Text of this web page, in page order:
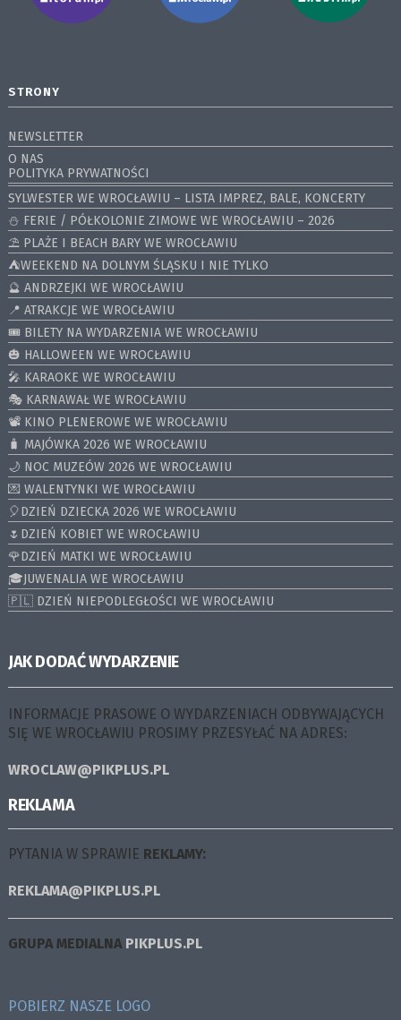
STRONY
NEWSLETTER
O NAS
POLITYKA PRYWATNOŚCI
SYLWESTER WE WROCŁAWIU – LISTA IMPREZ, BALE, KONCERTY
⛄️ FERIE / PÓŁKOLONIE ZIMOWE WE WROCŁAWIU – 2026
⛱️ PLAŻE I BEACH BARY WE WROCŁAWIU
⛺️WEEKEND NA DOLNYM ŚLĄSKU I NIE TYLKO
🔮 ANDRZEJKI WE WROCŁAWIU
📍 ATRAKCJE WE WROCŁAWIU
🎟️ BILETY NA WYDARZENIA WE WROCŁAWIU
🎃 HALLOWEEN WE WROCŁAWIU
🎤 KARAOKE WE WROCŁAWIU
🎭 KARNAWAŁ WE WROCŁAWIU
📽️ KINO PLENEROWE WE WROCŁAWIU
🧳 MAJÓWKA 2026 WE WROCŁAWIU
🌙 NOC MUZEÓW 2026 WE WROCŁAWIU
💌 WALENTYNKI WE WROCŁAWIU
🎈DZIEŃ DZIECKA 2026 WE WROCŁAWIU
🌷DZIEŃ KOBIET WE WROCŁAWIU
🌹DZIEŃ MATKI WE WROCŁAWIU
🎓JUWENALIA WE WROCŁAWIU
🇵🇱 DZIEŃ NIEPODLEGŁOŚCI WE WROCŁAWIU
JAK DODAĆ WYDARZENIE
INFORMACJE PRASOWE O WYDARZENIACH ODBYWAJĄCYCH
SIĘ WE WROCŁAWIU PROSIMY PRZESYŁAĆ NA ADRES:
WROCLAW@PIKPLUS.PL
REKLAMA
PYTANIA W SPRAWIE REKLAMY:
REKLAMA@PIKPLUS.PL
GRUPA MEDIALNA PIKPLUS.PL
POBIERZ NASZE LOGO